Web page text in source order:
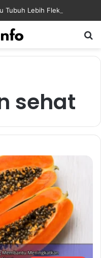
sehat